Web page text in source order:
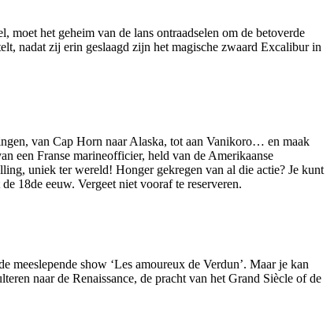
moet het geheim van de lans ontraadselen om de betoverde
nadat zij erin geslaagd zijn het magische zwaard Excalibur in
van Cap Horn naar Alaska, tot aan Vanikoro… en maak
een Franse marineofficier, held van de Amerikaanse
uniek ter wereld! Honger gekregen van al die actie? Je kunt
18de eeuw. Vergeet niet vooraf te reserveren.
show ‘Les amoureux de Verdun’. Maar je kan
naar de Renaissance, de pracht van het Grand Siècle of de